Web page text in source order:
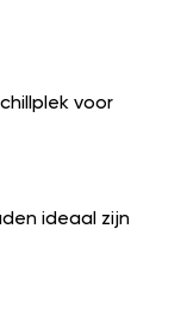
voor
ideaal zijn